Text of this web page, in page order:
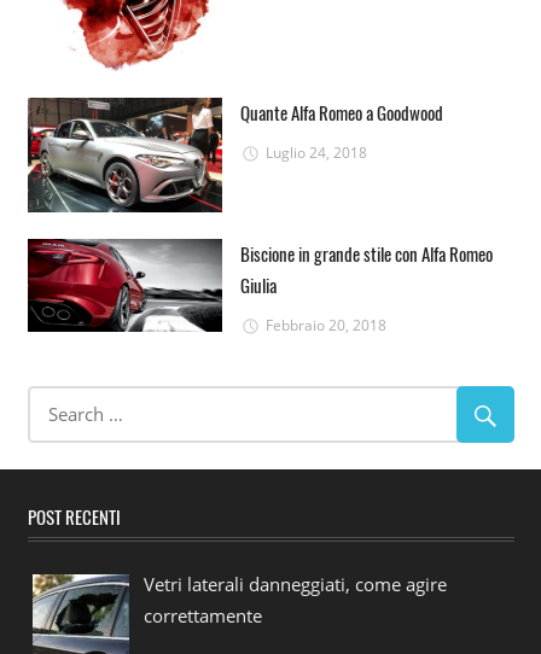
Quante Alfa Romeo a Goodwood
Luglio 24, 2018
Biscione in grande stile con Alfa Romeo
Giulia
Febbraio 20, 2018
POST RECENTI
Vetri laterali danneggiati, come agire
correttamente